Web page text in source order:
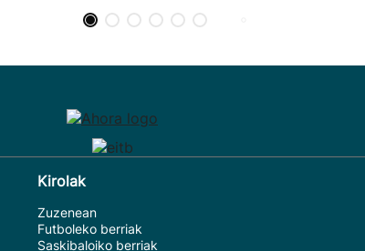
Kirolak
Zuzenean
Futboleko berriak
Saskibaloiko berriak